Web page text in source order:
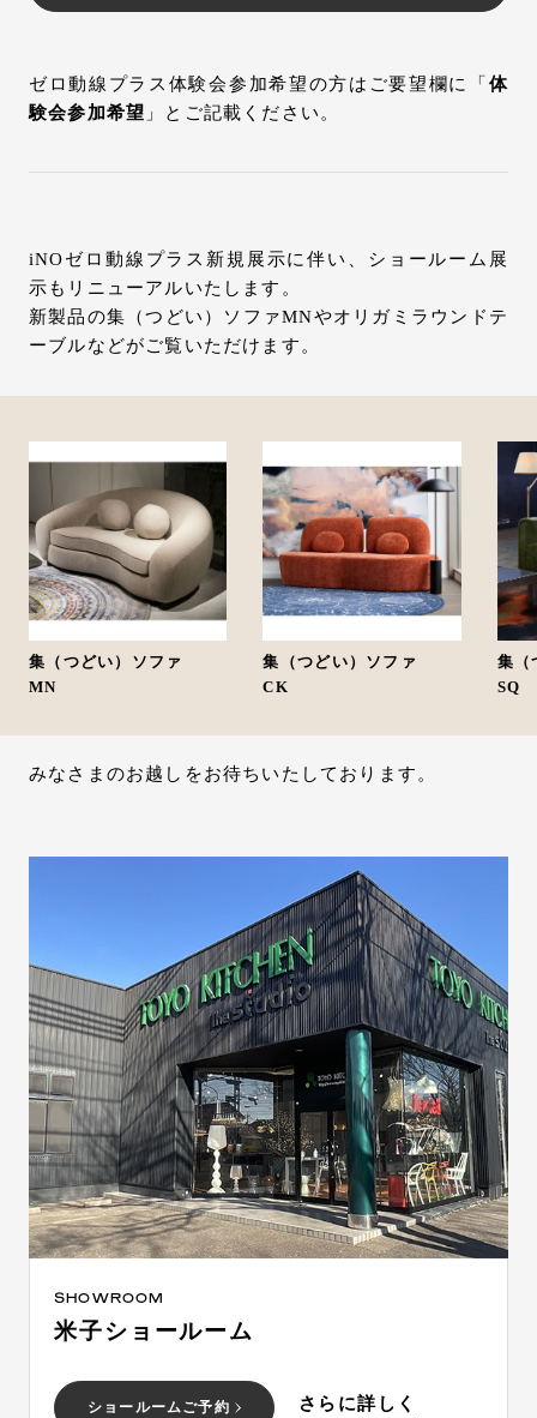
ゼロ動線プラス体験会参加希望の方はご要望欄に「 体
験会参加希望 」とご記載ください。
iNOゼロ動線プラス新規展示に伴い、ショールーム展
示もリニューアルいたします。
新製品の集（つどい）ソファMNやオリガミラウンドテ
ーブルなどがご覧いただけます。
集（つどい）ソファ
MN
集（つどい）ソファ
CK
集（
SQ
みなさまのお越しをお待ちいたしております。
SHOWROOM
米子ショールーム
ショールームご予約 さらに詳しく